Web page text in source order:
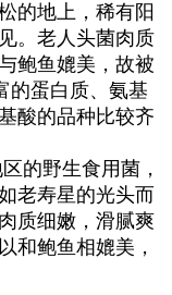
的地上，稀有阳
。老人头菌肉质
鲍鱼媲美，故被
的蛋白质、氨基
酸的品种比较齐
的野生食用菌，
老寿星的光头而
质细嫩，滑腻爽
和鲍鱼相媲美，